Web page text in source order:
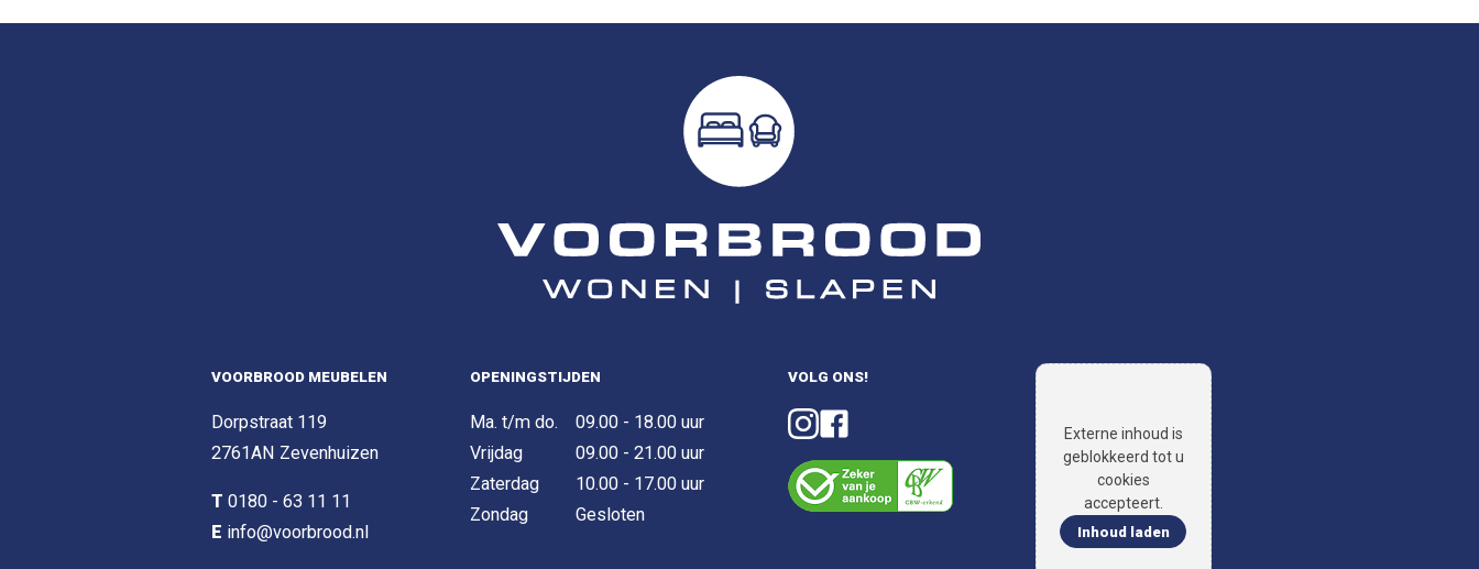
VOORBROOD MEUBELEN
Dorpstraat 119
2761AN Zevenhuizen
T 0180 - 63 11 11
E info@voorbrood.nl
OPENINGSTIJDEN
Ma. t/m do.
09.00 - 18.00 uur
Vrijdag
09.00 - 21.00 uur
Zaterdag
10.00 - 17.00 uur
Zondag
Gesloten
VOLG ONS!
Externe inhoud is
geblokkeerd tot u
cookies
accepteert.
Inhoud laden